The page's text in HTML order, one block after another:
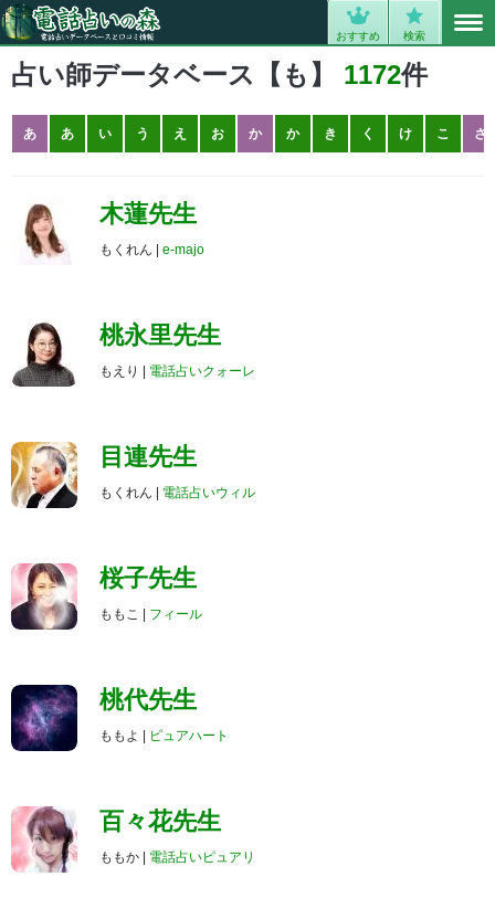
おすすめ 検索
占い師データベース【も】 1172件
あ あ い う え お か か き く け こ さ
木蓮先生
もくれん | e-majo
桃永里先生
もえり | 電話占いクォーレ
目連先生
もくれん | 電話占いウィル
桜子先生
ももこ | フィール
桃代先生
ももよ | ピュアハート
百々花先生
ももか | 電話占いピュアリ